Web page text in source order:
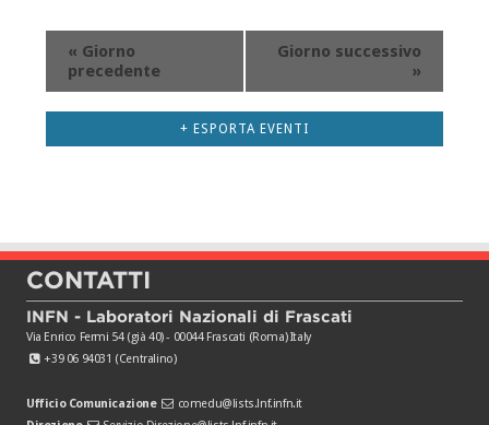
« Giorno
precedente
Giorno successivo
»
+ ESPORTA EVENTI
CONTATTI
INFN - Laboratori Nazionali di Frascati
Via Enrico Fermi 54 (già 40) - 00044 Frascati (Roma) Italy
+39 06 94031 (Centralino)
Ufficio Comunicazione
comedu@lists.lnf.infn.it